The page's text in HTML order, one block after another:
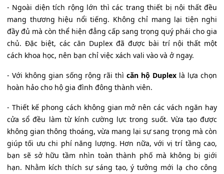
- Ngoài diện tích rộng lớn thì các trang thiết bị nội thất đều
mang thương hiệu nổi tiếng. Không chỉ mang lại tiện nghi
đầy đủ mà còn thể hiện đẳng cấp sang trọng quý phái cho gia
chủ. Đặc biệt, các căn Duplex đã được bài trí nội thất một
cách khoa học, nên bạn chỉ việc xách vali vào và ở ngay.
- Với không gian sống rộng rãi thì căn hộ Duplex là lựa chọn
hoàn hảo cho hộ gia đình đông thành viên.
- Thiết kế phong cách không gian mở nên các vách ngăn hay
cửa sổ đều làm từ kính cường lực trong suốt. Vừa tạo được
không gian thông thoáng, vừa mang lại sự sang trọng mà còn
giúp tối ưu chi phí năng lượng. Hơn nữa, với vị trí tầng cao,
bạn sẽ sở hữu tầm nhìn toàn thành phố mà không bị giới
hạn. Nhằm kích thích sự sáng tạo, ý tưởng mới lạ cho công